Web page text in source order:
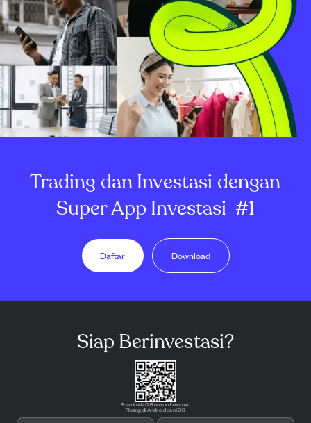
Trading dan Investasi dengan
Super App Investasi #1
Daftar Download
Siap Berinvestasi?
Scan kode QR untuk download
Pluang di Android dan iOS.